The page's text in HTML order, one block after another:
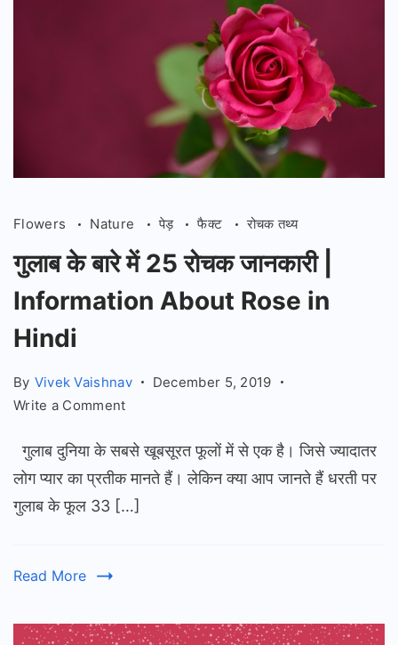
Flowers Nature पेड़ फैक्ट रोचक तथ्य
गुलाब के बारे में 25 रोचक जानकारी |
Information About Rose in
Hindi
By Vivek Vaishnav
December 5, 2019
Write a Commenton
के
बारे
About
गुलाब दुनिया के सबसे खूबसूरत फूलों में से एक है। जिसे ज्यादातर
लोग प्यार का प्रतीक मानते हैं। लेकिन क्या आप जानते हैं धरती पर
गुलाब के फूल 33 […]
Read More